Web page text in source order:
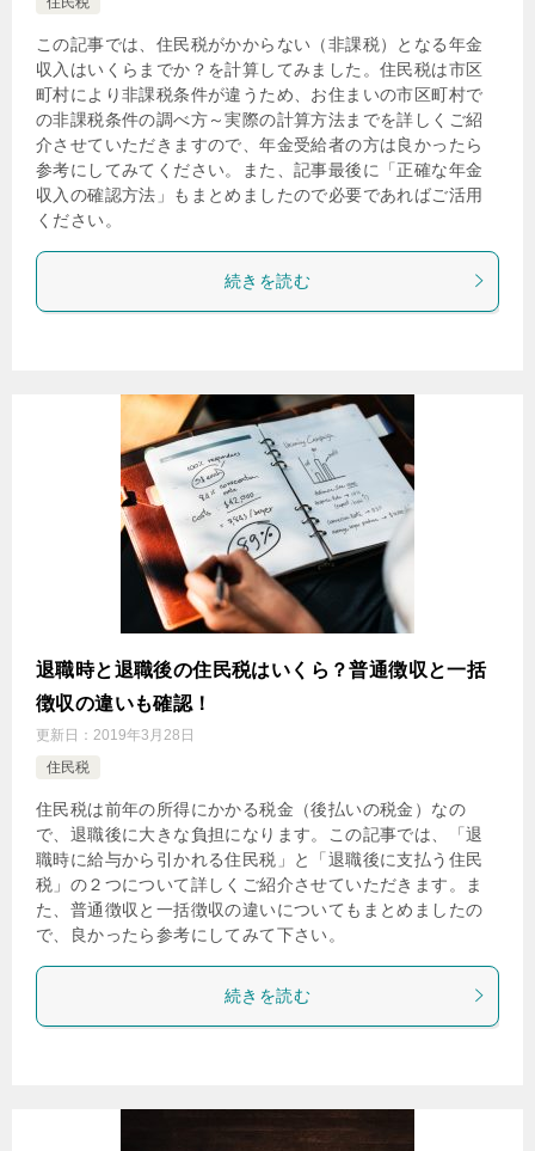
この記事では、住民税がかからない（非課税）となる年金
収入はいくらまでか？を計算してみました。住民税は市区
町村により非課税条件が違うため、お住まいの市区町村で
の非課税条件の調べ方～実際の計算方法までを詳しくご紹
介させていただきますので、年金受給者の方は良かったら
参考にしてみてください。また、記事最後に「正確な年金
収入の確認方法」もまとめましたので必要であればご活用
ください。
続きを読む
退職時と退職後の住民税はいくら？普通徴収と一括
徴収の違いも確認！
更新日： 2019年3月28日
住民税
住民税は前年の所得にかかる税金（後払いの税金）なの
で、退職後に大きな負担になります。この記事では、「退
職時に給与から引かれる住民税」と「退職後に支払う住民
税」の２つについて詳しくご紹介させていただきます。ま
た、普通徴収と一括徴収の違いについてもまとめましたの
で、良かったら参考にしてみて下さい。
続きを読む